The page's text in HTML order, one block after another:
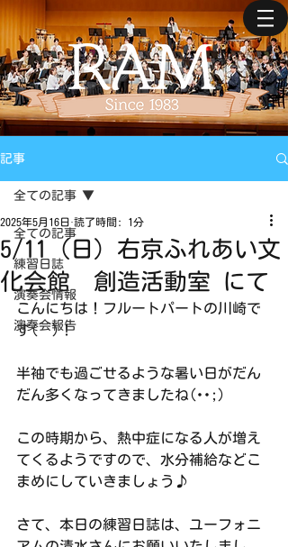
記事
全ての記事
練習日誌
演奏会情報
演奏会報告
全ての記事
5/11（日）右京ふれあい文
化会館 創造活動室 にて
2025年5月16日 読了時間: 1分
こんにちは！フルートパートの川崎で
す(^^)！
半袖でも過ごせるような暑い日がだん
だん多くなってきましたね(･･;)
この時期から、熱中症になる人が増え
てくるようですので、水分補給などこ
まめにしていきましょう♪
さて、本日の練習日誌は、ユーフォニ